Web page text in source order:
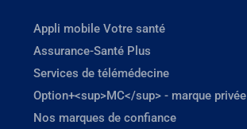
Appli mobile Votre santé
Assurance-Santé Plus
Services de télémédecine
Option+<sup>MC</sup> - marque privée
Nos marques de confiance